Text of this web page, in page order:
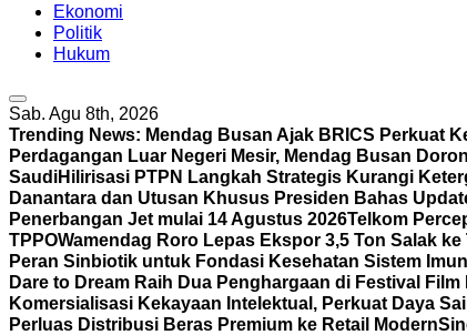
Ekonomi
Politik
Hukum
Sab. Agu 8th, 2026
Trending News: Mendag Busan Ajak BRICS Perkuat
Perdagangan Luar Negeri Mesir, Mendag Busan
SaudiHilirisasi PTPN Langkah Strategis Kurangi
Danantara dan Utusan Khusus Presiden Bahas
Penerbangan Jet mulai 14 Agustus 2026Telkom
TPPOWamendag Roro Lepas Ekspor 3,5 Ton Salak
Peran Sinbiotik untuk Fondasi Kesehatan Sistem
Dare to Dream Raih Dua Penghargaan di Festival Film
Komersialisasi Kekayaan Intelektual, Perkuat Daya
Perluas Distribusi Beras Premium ke Retail Modern